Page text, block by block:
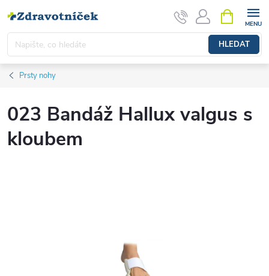
HLEDAT
Prsty nohy
023 Bandáž Hallux valgus s
kloubem